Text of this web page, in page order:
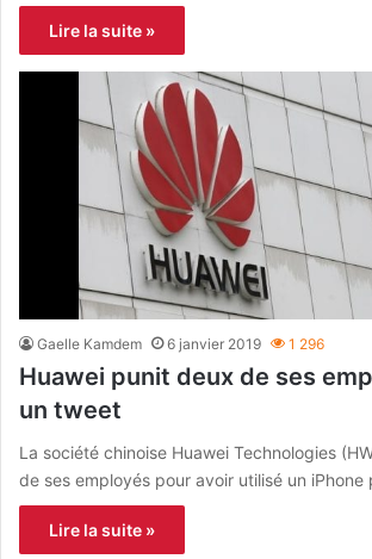
Lire la suite »
Gaelle Kamdem 6 janvier 2019 1 296
Huawei punit deux de ses
un tweet
La société chinoise Huawei Technologies
de ses employés pour avoir utilisé un
Lire la suite »